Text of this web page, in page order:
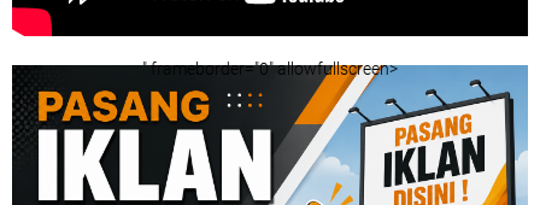
" frameborder="0" allowfullscreen>